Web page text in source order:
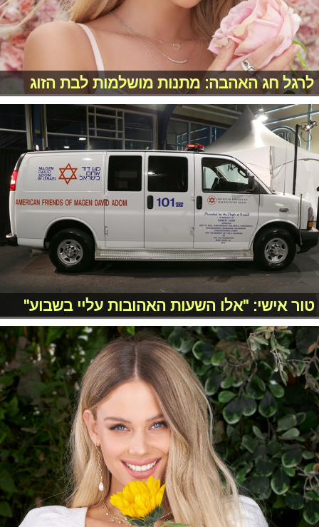
לרגל חג האהבה: מתנות מושלמות לבת הזוג
טור אישי: "אלו השעות האהובות עליי בשבוע"